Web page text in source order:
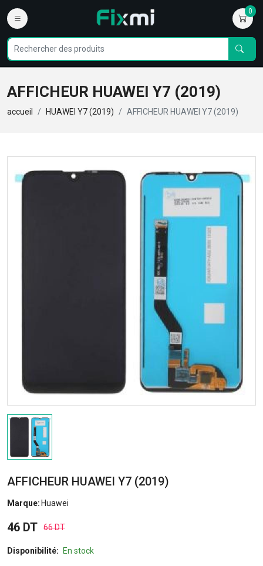
0
AFFICHEUR HUAWEI Y7 (2019)
accueil HUAWEI Y7 (2019) AFFICHEUR HUAWEI Y7 (2019)
AFFICHEUR HUAWEI Y7 (2019)
Marque: Huawei
46 DT 66 DT
Disponibilité: En stock